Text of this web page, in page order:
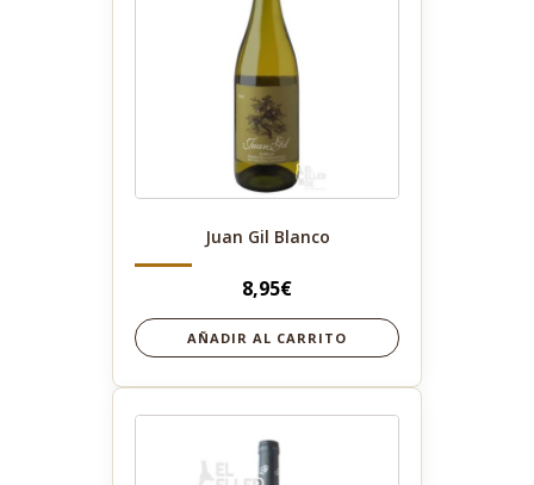
Juan Gil Blanco
8,95€
AÑADIR AL CARRITO